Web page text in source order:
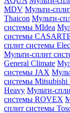
MDV Мульти-
Thaicon Мульти-
системы MIdea
системы
сплит системы
Мульти-сплит
General Climate
системы JAX
системы Mitsubishi
Heavy Мульти-
системы ROVEX
сплит системы